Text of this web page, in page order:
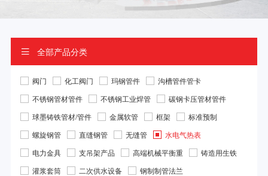
 全部产品分类
阀门 化工阀门 玛钢管件
沟槽管件管卡
不锈钢管材管件
不锈钢工业焊管
碳钢卡压管材管件
球墨铸铁管材/管件
金属软管 框架
标准预制
螺旋钢管
直缝钢管 无缝管
水电气热表
电力金具
支吊架产品 高端机械平衡重
铸造用生铁
灌浆套筒
二次供水设备
钢制制管法兰